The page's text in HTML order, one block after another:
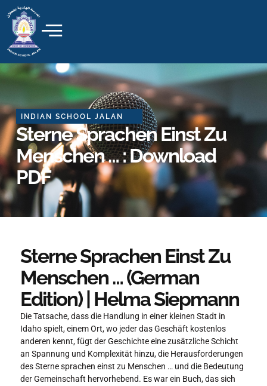
to
content
INDIAN SCHOOL JALAN
Sterne Sprachen Einst Zu
Menschen … : Download
PDF
Sterne Sprachen Einst Zu
Menschen … (German
Edition) | Helma Siepmann
Die Tatsache, dass die Handlung in einer kleinen Stadt in
Idaho spielt, einem Ort, wo jeder das Geschäft kostenlos
anderen kennt, fügt der Geschichte eine zusätzliche Schicht
an Spannung und Komplexität hinzu, die Herausforderungen
des Sterne sprachen einst zu Menschen … und die Bedeutung
der Gemeinschaft hervorhebend. Es war ein Buch, das sich